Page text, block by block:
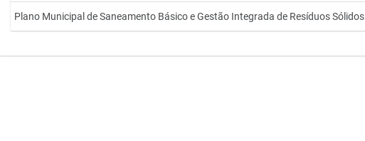
Plano Municipal de Saneamento Básico e Gestão Integrada de Resíduos Sólidos